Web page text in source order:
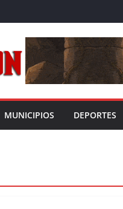
MUNICIPIOS DEPORTES